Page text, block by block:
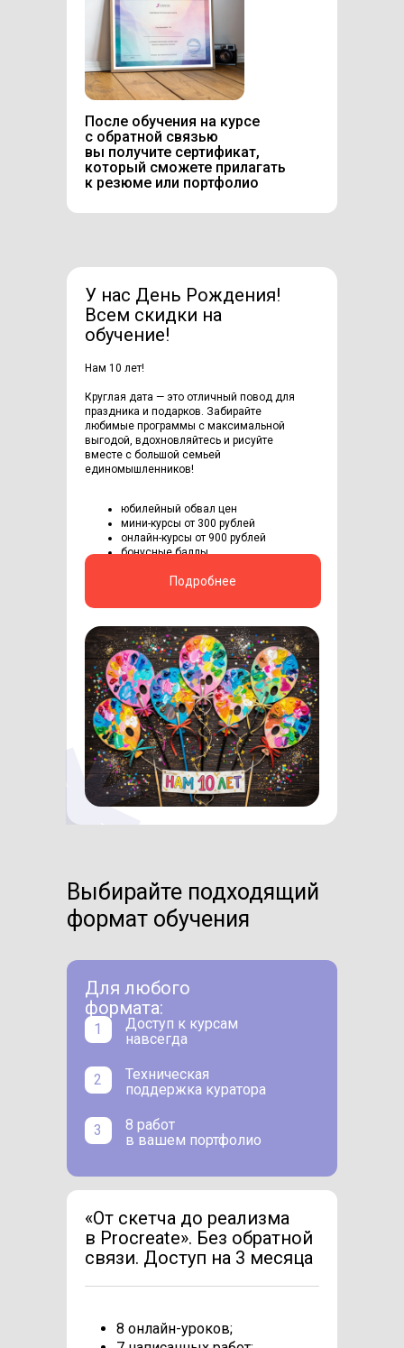
После обучения на курсе
с обратной связью
вы получите сертификат,
который сможете прилагать
к резюме или портфолио
Нам 10 лет!
Круглая дата — это отличный повод для
праздника и подарков. Забирайте
любимые программы с максимальной
выгодой, вдохновляйтесь и рисуйте
вместе с большой семьей
единомышленников!
юбилейный обвал цен
мини-курсы от 300 рублей
онлайн-курсы от 900 рублей
бонусные баллы
Подробнее
У нас День Рождения!
Всем скидки на
обучение!
Выбирайте подходящий
формат обучения
8 работ
в вашем портфолио
Для любого
формата:
Доступ к курсам
навсегда
3
Техническая
поддержка куратора
1
2
8 онлайн-уроков;
«От скетча до реализма
в Procreate». Без обратной
связи. Доступ на 3 месяца